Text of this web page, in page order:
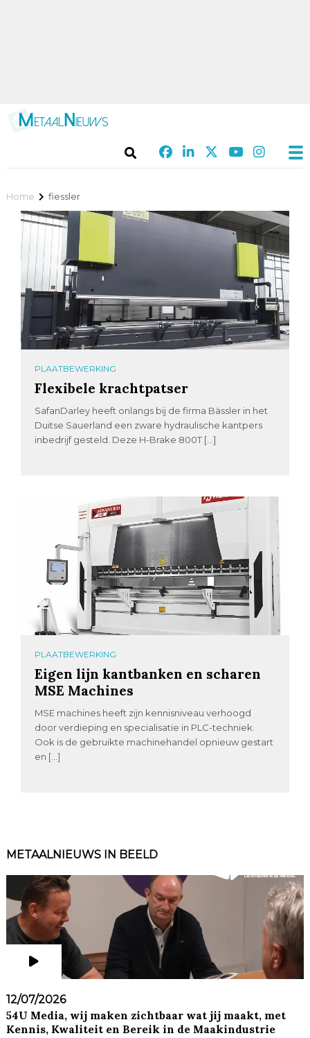
Home fiessler
PLAATBEWERKING
Flexibele krachtpatser
SafanDarley heeft onlangs bij de firma Bässler in het
Duitse Sauerland een zware hydraulische kantpers
inbedrijf gesteld. Deze H-Brake 800T […]
PLAATBEWERKING
Eigen lijn kantbanken en scharen
MSE Machines
MSE machines heeft zijn kennisniveau verhoogd
door verdieping en specialisatie in PLC-techniek.
Ook is de gebruikte machinehandel opnieuw gestart
en […]
METAALNIEUWS IN BEELD
12/07/2026
54U Media, wij maken zichtbaar wat jij maakt, met
Kennis, Kwaliteit en Bereik in de Maakindustrie